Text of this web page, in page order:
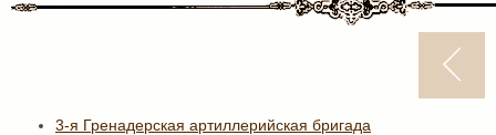
3-я Гренадерская артиллерийская бригада